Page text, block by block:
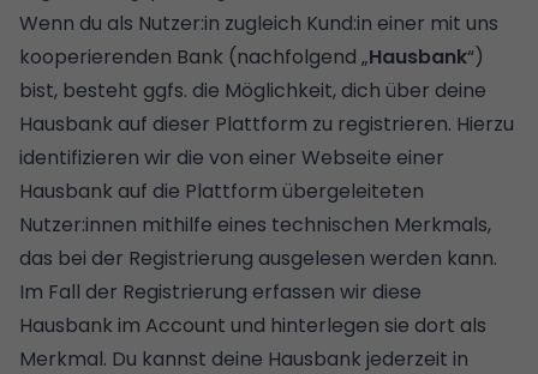
Wenn du als Nutzer:in zugleich Kund:in einer mit uns
kooperierenden Bank (nachfolgend „Hausbank“)
bist, besteht ggfs. die Möglichkeit, dich über deine
Hausbank auf dieser Plattform zu registrieren. Hierzu
identifizieren wir die von einer Webseite einer
Hausbank auf die Plattform übergeleiteten
Nutzer:innen mithilfe eines technischen Merkmals,
das bei der Registrierung ausgelesen werden kann.
Im Fall der Registrierung erfassen wir diese
Hausbank im Account und hinterlegen sie dort als
Merkmal. Du kannst deine Hausbank jederzeit in